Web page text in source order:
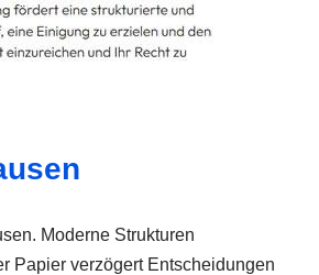
Moderne Strukturen
Papier verzögert Entscheidungen